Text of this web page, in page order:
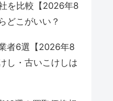
を比較【2026年8
どこがいい？
者6選【2026年8
し・古いこけしは